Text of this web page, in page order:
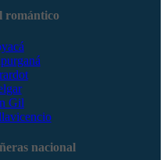
romántico
Gil
nacional